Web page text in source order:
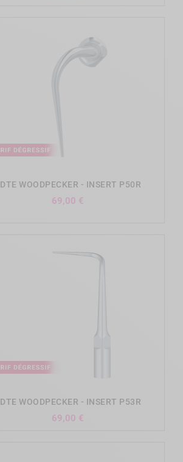
DTE WOODPECKER - INSERT P50R
69,00 €
DTE WOODPECKER - INSERT P53R
69,00 €